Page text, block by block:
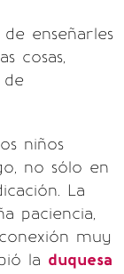
enseñarles
cosas,
niños
no sólo en
La
paciencia,
muy
la duquesa